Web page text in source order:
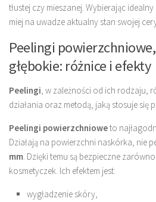
tłustej czy mieszanej. Wybierając
miej na uwadze aktualny stan swojej
Peelingi
głębokie: różnice i efekty
Peelingi, w zależności od ich rodzaju,
działania oraz metodą, jaką stosuje się
Peelingi powierzchnioweto
Działają na powierzchni naskórka, nie
mm. Dzięki temu są bezpieczne
kosmetyczek. Ich efektem jest:
wygładzenie skóry,